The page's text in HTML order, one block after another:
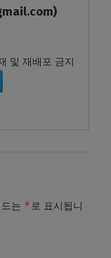
및 재배포 금지
는 *로 표시됩니